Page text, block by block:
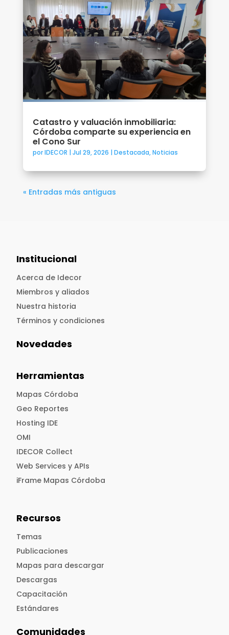
Catastro y valuación inmobiliaria:
Córdoba comparte su experiencia en
el Cono Sur
porIDECOR | Jul 29, 2026 | Destacada,Noticias
« Entradas más antiguas
Institucional
Acerca de Idecor
Miembros y aliados
Nuestra historia
Términos y condiciones
Novedades
Herramientas
Mapas Córdoba
Geo Reportes
Hosting IDE
OMI
IDECOR Collect
Web Services y APIs
iFrame Mapas Córdoba
Recursos
Temas
Publicaciones
Mapas para descargar
Descargas
Capacitación
Estándares
Comunidades